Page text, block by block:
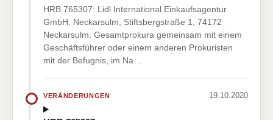
HRB 765307: Lidl International Einkaufsagentur
GmbH, Neckarsulm, Stiftsbergstraße 1, 74172
Neckarsulm. Gesamtprokura gemeinsam mit einem
Geschäftsführer oder einem anderen Prokuristen
mit der Befugnis, im Na…
VERÄNDERUNGEN 19.10.2020